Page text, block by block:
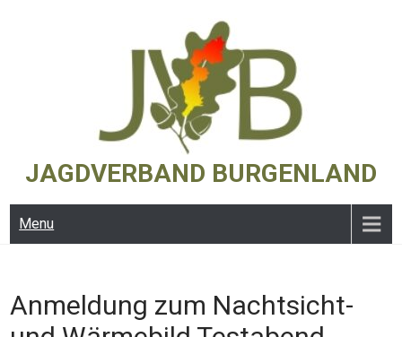
JAGDVERBAND BURGENLAND
Menu
Anmeldung zum Nachtsicht-